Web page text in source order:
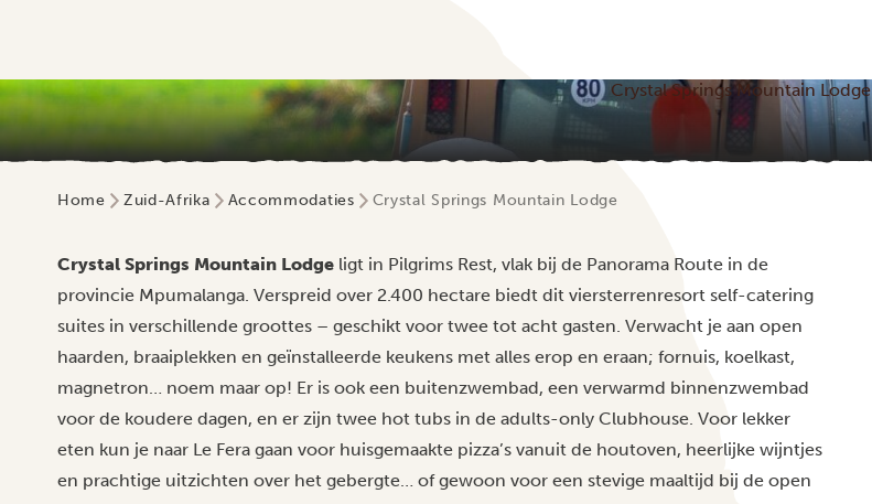
Crystal Springs Mountain Lodge
Home Zuid-Afrika Accommodaties Crystal Springs Mountain Lodge
Crystal Springs Mountain Lodge ligt in Pilgrims Rest, vlak bij de Panorama Route in de
provincie Mpumalanga. Verspreid over 2.400 hectare biedt dit viersterrenresort self-catering
suites in verschillende groottes – geschikt voor twee tot acht gasten. Verwacht je aan open
haarden, braaiplekken en geïnstalleerde keukens met alles erop en eraan; fornuis, koelkast,
magnetron… noem maar op! Er is ook een buitenzwembad, een verwarmd binnenzwembad
voor de koudere dagen, en er zijn twee hot tubs in de adults-only Clubhouse. Voor lekker
eten kun je naar Le Fera gaan voor huisgemaakte pizza’s vanuit de houtoven, heerlijke wijntjes
en prachtige uitzichten over het gebergte… of gewoon voor een stevige maaltijd bij de open